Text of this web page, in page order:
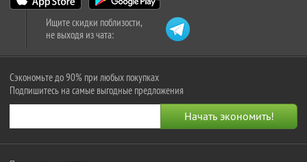
Ищите скидки поблизости,
не выходя из чата:
Сэкономьте до 90% при любых покупках
Подпишитесь на самые выгодные предложения